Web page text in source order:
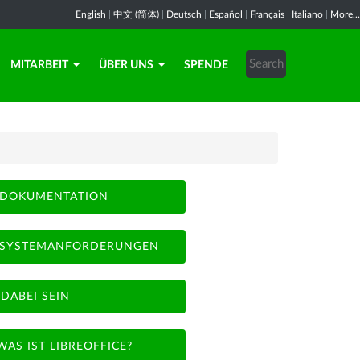
English 中文 (简体) Deutsch Español Français Italiano More...
MITARBEIT ÜBER UNS SPENDE
DOKUMENTATION
SYSTEMANFORDERUNGEN
DABEI SEIN
IST LIBREOFFICE?